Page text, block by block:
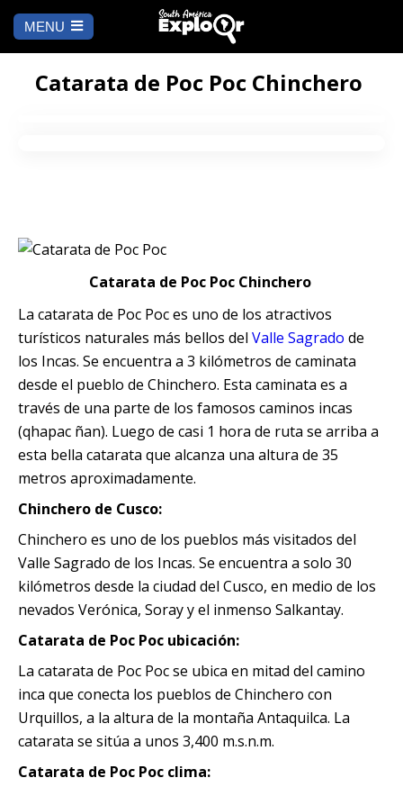
MENU
INICIO
Puno
Iquitos
Machu Picchu
Quillabamba
Tambopata
BLOG
a
Catarata de Poc Poc Chinchero
Catarata de Poc Poc Chinchero
La catarata de Poc Poc es uno de los atractivos
turísticos naturales más bellos del Valle Sagrado de
los Incas. Se encuentra a 3 kilómetros de caminata
desde el pueblo de Chinchero. Esta caminata es a
través de una parte de los famosos caminos incas
(qhapac ñan). Luego de casi 1 hora de ruta se arriba a
esta bella catarata que alcanza una altura de 35
metros aproximadamente.
Chinchero de Cusco:
Chinchero es uno de los pueblos más visitados del
Valle Sagrado de los Incas. Se encuentra a solo 30
kilómetros desde la ciudad del Cusco, en medio de los
nevados Verónica, Soray y el inmenso Salkantay.
Catarata de Poc Poc ubicación:
La catarata de Poc Poc se ubica en mitad del camino
inca que conecta los pueblos de Chinchero con
Urquillos, a la altura de la montaña Antaquilca. La
catarata se sitúa a unos 3,400 m.s.n.m.
Catarata de Poc Poc clima: